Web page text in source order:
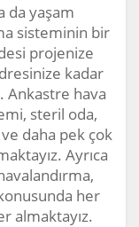
da yaşam
sisteminin bir
projenize
kadar
Ankastre hava
steril oda,
daha pek çok
Ayrıca
her
almaktayız.